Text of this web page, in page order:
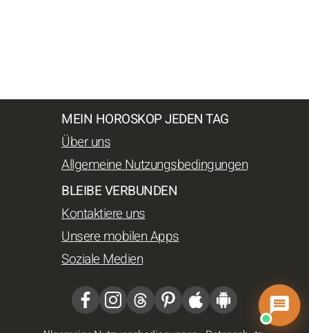
MEIN HOROSKOP JEDEN TAG
Über uns
Allgemeine Nutzungsbedingungen
BLEIBE VERBUNDEN
Kontaktiere uns
Unsere mobilen Apps
Soziale Medien